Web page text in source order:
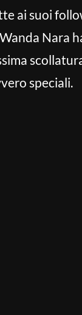
ai suoi
Nara
speciali.